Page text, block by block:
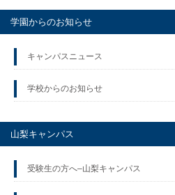
学園からのお知らせ
キャンパスニュース
学校からのお知らせ
山梨キャンパス
受験生の方へ–山梨キャンパス